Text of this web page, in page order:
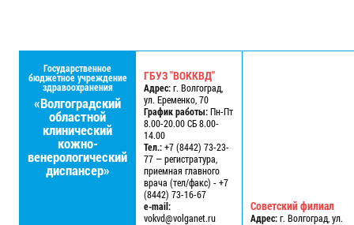
Государственное
бюджетное учреждение
здравоохранения
«Волгоградский
областной
клинический
кожно-
венерологический
диспансер»
ГБУЗ "ВОККВД"
Адрес:г. Волгоград,
ул. Еременко, 70
График работы:Пн-Пт
8.00-20.00 СБ 8.00-
14.00
Тел.:+7 (8442) 73-23-
77 — регистратура,
приемная главного
врача (тел/факс) - +7
(8442) 73-16-67
e-mail:
vokvd@volganet.ru
Советский филиал
Адрес:г. Волгоград, ул.